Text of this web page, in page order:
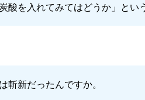
酸を入れてみてはどうか」とい
斬新だったんですか。